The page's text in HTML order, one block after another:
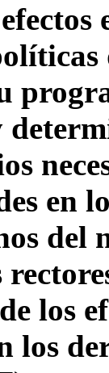
en
del
los
los